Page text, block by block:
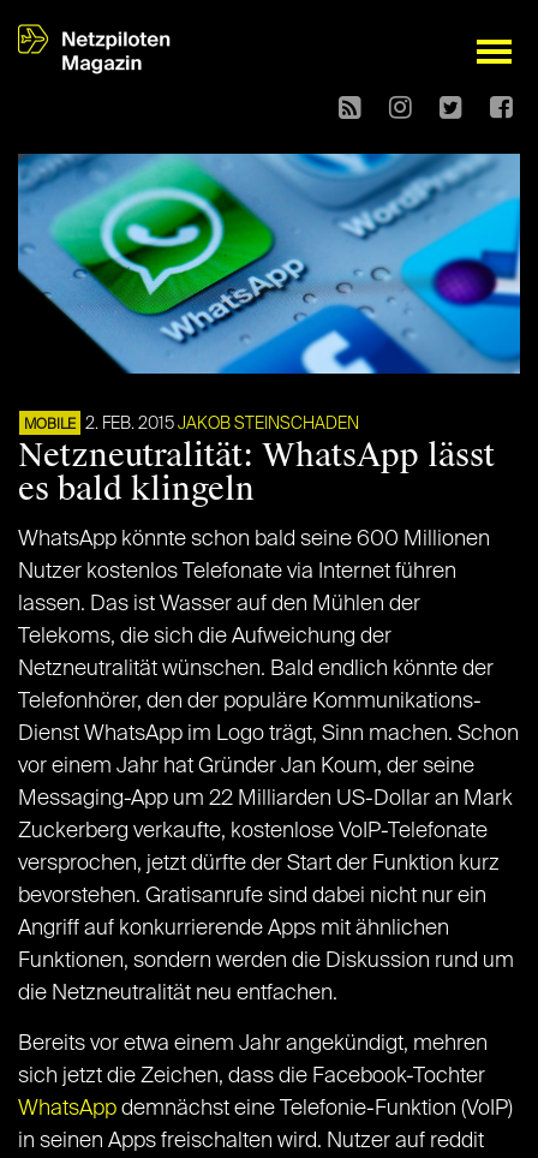
open
MOBILE 2. FEB. 2015 JAKOB STEINSCHADEN
Netzneutralität: WhatsApp lässt
es bald klingeln
WhatsApp könnte schon bald seine 600 Millionen
Nutzer kostenlos Telefonate via Internet führen
lassen. Das ist Wasser auf den Mühlen der
Telekoms, die sich die Aufweichung der
Netzneutralität wünschen. Bald endlich könnte der
Telefonhörer, den der populäre Kommunikations-
Dienst WhatsApp im Logo trägt, Sinn machen. Schon
vor einem Jahr hat Gründer Jan Koum, der seine
Messaging-App um 22 Milliarden US-Dollar an Mark
Zuckerberg verkaufte, kostenlose VoIP-Telefonate
versprochen, jetzt dürfte der Start der Funktion kurz
bevorstehen. Gratisanrufe sind dabei nicht nur ein
Angriff auf konkurrierende Apps mit ähnlichen
Funktionen, sondern werden die Diskussion rund um
die Netzneutralität neu entfachen.
Bereits vor etwa einem Jahr angekündigt, mehren
sich jetzt die Zeichen, dass die Facebook-Tochter
WhatsApp demnächst eine Telefonie-Funktion (VoIP)
in seinen Apps freischalten wird. Nutzer auf reddit